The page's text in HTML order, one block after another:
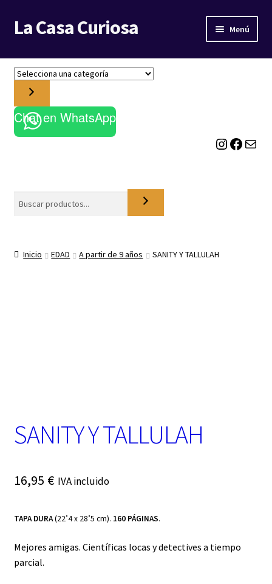
Ir
a
navegación
Ir
al
La Casa Curiosa Menú
LIBRERÍA
BLOG
S
e
c
a
a
Chat en WhatsApp
Instagram Facebook Correo electrónico
Buscar
Inicio EDAD A partir de 9 años SANITY Y TALLULAH
SANITY Y TALLULAH
16,95 € IVA incluido
TAPA DURA(22’4 x 28’5 cm). 160 PÁGINAS.
Mejores amigas. Científicas locas y detectives a tiempo
parcial.